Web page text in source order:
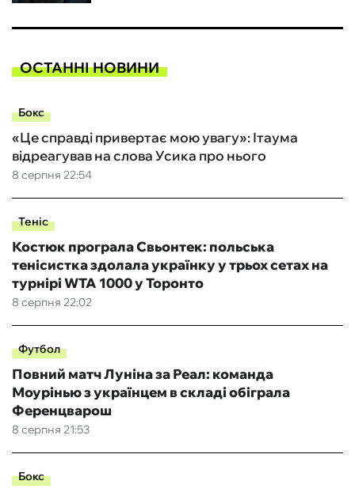
ОСТАННІ НОВИНИ
Бокс
8 серпня 22:54
«Це справді привертає мою увагу»: Ітаума
відреагував на слова Усика про нього
Теніс
8 серпня 22:02
Костюк програла Свьонтек: польська
тенісистка здолала українку у трьох сетах на
турнірі WTA 1000 у Торонто
Футбол
8 серпня 21:53
Повний матч Луніна за Реал: команда
Моурінью з українцем в складі обіграла
Ференцварош
Бокс